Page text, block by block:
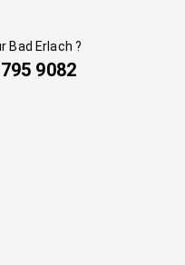
Bad Erlach ?
9082